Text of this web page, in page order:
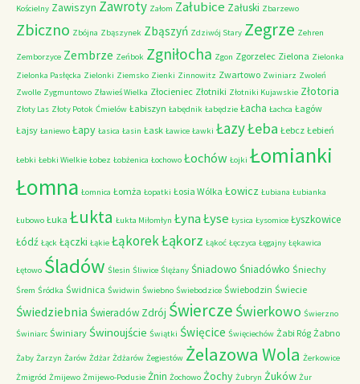
Kościelny Zawiszyn Zawroty Załom Załubice Załuski Zbarzewo
Zbiczno Zbójna Zbąszynek Zbąszyń Zdziwój Stary Zegrze Zehren
Zemborzyce Zembrze Zeńbok Zgniłocha Zgon Zgorzelec Zielona Zielonka
Zielonka Pasłęcka Zielonki Ziemsko Zienki Zinnowitz Zwartowo Zwiniarz Zwoleń
Zwolle Zygmuntowo Zławieś Wielka Złocieniec Złotniki Złotniki Kujawskie Złotoria
Złoty Las Złoty Potok Ćmielów Łabiszyn Łabędnik Łabędzie Łacha Łachca Łagów
Łajsy Łaniewo Łapy Łasica Łasin Łask Ławice Ławki ŁazyŁeba Łebcz Łebień
Łebki Łebki Wielkie Łobez Łobżenica Łochowo Łochów Łojki Łomianki
Łomna Łomnica Łomża Łopatki Łosia Wólka Łowicz Łubiana Łubianka
Łubowo Łuka Łukta Łukta Miłomłyn ŁynaŁyse Łysica Łysomice Łyszkowice
Łódź Łąck Łączki Łąkie ŁąkorekŁąkorz Łąkoć Łęczyca Łęgajny Łękawica
Łętowo Śladów Ślesin Śliwice Ślężany Śniadowo Śniadówko Śniechy
Śrem Śródka Świdnica Świdwin Świebno Świebodzice Świebodzin Świecie
Świedziebnia Świeradów Zdrój Świercze Świerkowo Świerzno
Świniarc Świniary Świnoujście Świątki Święcice Święciechów Żabi Róg Żabno
Żaby Żarzyn Żarów Żdżar Żdżarów Żegiestów Żelazowa Wola Żerkowice
Żmigród Żmijewo Żmijewo-Podusie Żnin Żochowo Żochy Żubryn Żuków Żur